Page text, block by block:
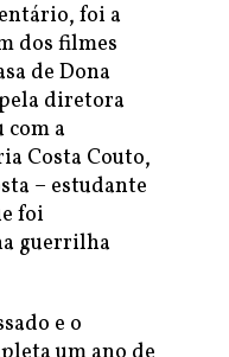
foi a
dos filmes
de Dona
diretora
com a
Costa Couto,
– estudante
foi
guerrilha
e o